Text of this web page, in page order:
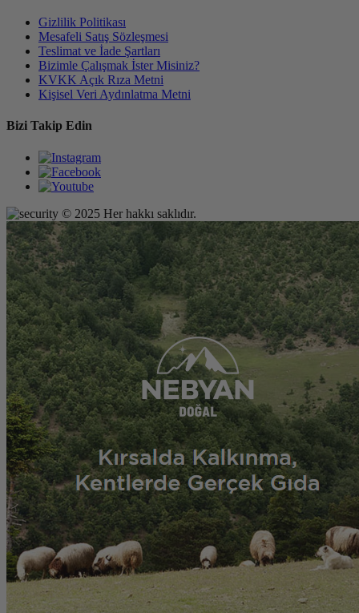
Gizlilik Politikası
Mesafeli Satış Sözleşmesi
Teslimat ve İade Şartları
Bizimle Çalışmak İster Misiniz?
KVKK Açık Rıza Metni
Kişisel Veri Aydınlatma Metni
Bizi Takip Edin
© 2025 Her hakkı saklıdır.